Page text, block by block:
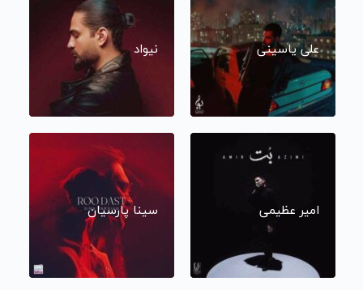
علی یاسینی نیواد
امیر عظیمی سینا پارسیان